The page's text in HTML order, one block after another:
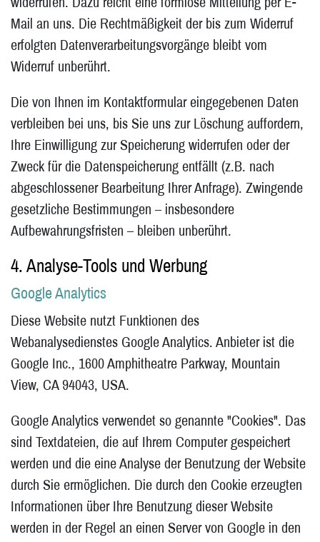
Mail an uns. Die Rechtmäßigkeit der bis zum Widerruf
erfolgten Datenverarbeitungsvorgänge bleibt vom
Widerruf unberührt.
Die von Ihnen im Kontaktformular eingegebenen Daten
verbleiben bei uns, bis Sie uns zur Löschung auffordern,
Ihre Einwilligung zur Speicherung widerrufen oder der
Zweck für die Datenspeicherung entfällt (z.B. nach
abgeschlossener Bearbeitung Ihrer Anfrage). Zwingende
gesetzliche Bestimmungen – insbesondere
Aufbewahrungsfristen – bleiben unberührt.
4. Analyse-Tools und Werbung
Google Analytics
Diese Website nutzt Funktionen des
Webanalysedienstes Google Analytics. Anbieter ist die
Google Inc., 1600 Amphitheatre Parkway, Mountain
View, CA 94043, USA.
Google Analytics verwendet so genannte "Cookies". Das
sind Textdateien, die auf Ihrem Computer gespeichert
werden und die eine Analyse der Benutzung der Website
durch Sie ermöglichen. Die durch den Cookie erzeugten
Informationen über Ihre Benutzung dieser Website
werden in der Regel an einen Server von Google in den